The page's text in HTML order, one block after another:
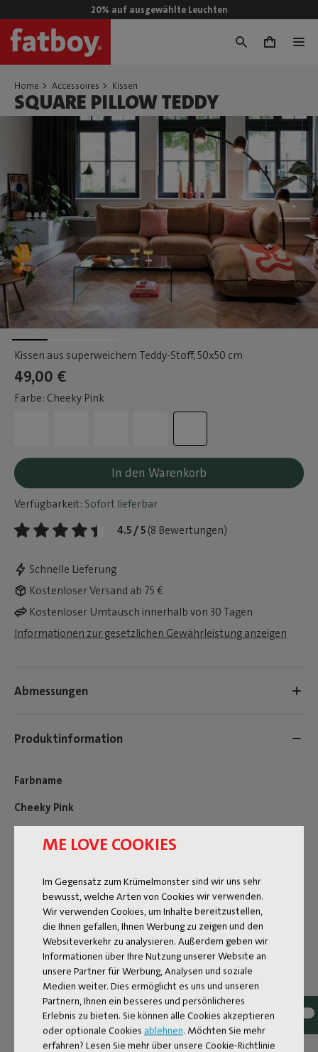
ME LOVE COOKIES
Im Gegensatz zum Krümelmonster sind wir uns sehr
bewusst, welche Arten von Cookies wir verwenden.
Wir verwenden Cookies, um Inhalte bereitzustellen,
die Ihnen gefallen, Ihnen Werbung zu zeigen und den
Websiteverkehr zu analysieren. Außerdem geben wir
Informationen über Ihre Nutzung unserer Website an
unsere Partner für Werbung, Analysen und soziale
Medien weiter. Dies ermöglicht es uns und unseren
Partnern, Ihnen ein besseres und persönlicheres
Erlebnis zu bieten. Sie können alle Cookies akzeptieren
oder optionale Cookies ablehnen. Möchten Sie mehr
erfahren? Lesen Sie mehr über unsere Cookie-Richtlinie
20% auf ausgewählte Leuchten
0
Home Accessoires Kissen
SQUARE PILLOW TEDDY
Kissen aus superweichem Teddy-Stoff, 50x50 cm
49,00 €
Farbe: Cheeky Pink
In den Warenkorb
Verfügbarkeit: Sofort lieferbar
4.5 / 5 (8 Bewertungen)
Schnelle Lieferung
Kostenloser Versand ab 75 €
Kostenloser Umtausch innerhalb von 30 Tagen
Informationen zur gesetzlichen Gewährleistung anzeigen
Abmessungen
Produktinformation
Farbname
Cheeky Pink
8719773067746
Wenn du auf der Suche nach dem ultimativen Accessoire
für dein Sofa, dein Bett oder deinen Lieblingssessel bist,
ist das Square Pillow Teddy (Chess) Kissen ein guter
Schachzug. Wähle eine unifarbene Variante, entscheide
dich für einen auffälligen Blickfang mit einem coolen
gewebten Karomuster oder mixe und kombiniere es.
Dieses Kissen aus superweichem Teddy-Stoff ist cool und
kuschelig, schick und bequem - und macht deinen
Innenraum noch gemütlicher und vollständiger.